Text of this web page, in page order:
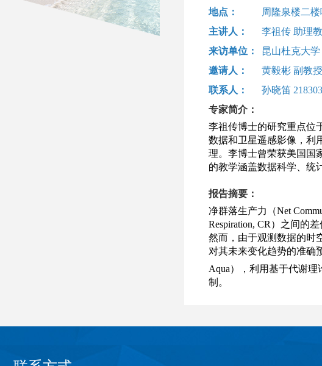
地点：
周隆泉楼二
主讲人：
李祖传 助理
来访单位：
昆山杜克大学
邀请人：
黄毅彬 副教授
联系人：
孙晓笛
专家简介：
李祖传博士的研究重点位
数据和卫星遥感影像，利
理。李博士曾荣获美国国
的教学涵盖数据科学、统
报告摘要：
净群落生产力（Net
Respiration, CR）之间的
然而，由于观测数据的时
对其未来变化趋势的准确
Aqua），利用基于代谢
制。